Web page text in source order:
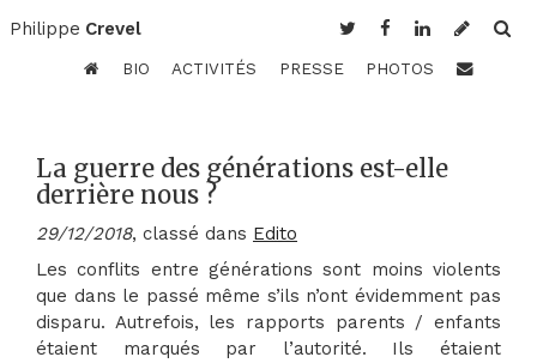
Philippe Crevel
BIO ACTIVITÉS PRESSE PHOTOS
La guerre des générations est-elle
derrière nous ?
29/12/2018, classé dans Edito
Les conflits entre générations sont moins violents
que dans le passé même s’ils n’ont évidemment pas
disparu. Autrefois, les rapports parents / enfants
étaient marqués par l’autorité. Ils étaient